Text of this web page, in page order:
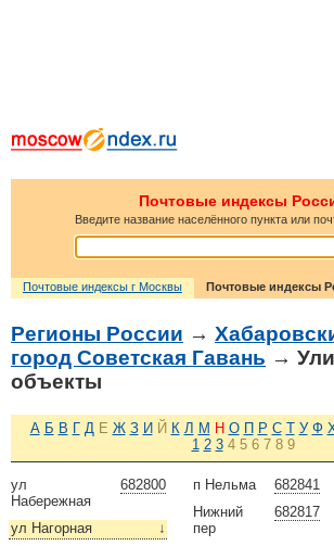
Почтовые индексы
Введите название населённого пункта или
Почтовые индексы г Москвы Почтовые индексы
Регионы России →
город Советская Гавань →
объекты
А Б В Г Д Е Ж З И Й К Л М Н О П Р С Т У Ф
1 2 3 4 5 6 7 8 9
682800
ул
Набережная
↓
ул Нагорная
682841
п Нельма
682817
Нижний
пер